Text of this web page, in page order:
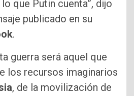
que Putin cuenta”, dijo
publicado en su
.
guerra será aquel que
los recursos imaginarios
, de la movilización de